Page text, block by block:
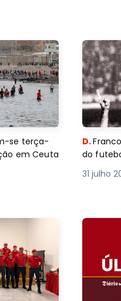
se terça-
em Ceuta
D.
do
31 julho